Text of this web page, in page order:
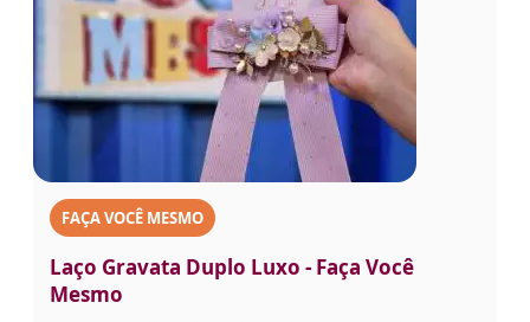
FAÇA VOCÊ MESMO
Laço Gravata Duplo Luxo - Faça Você
Mesmo